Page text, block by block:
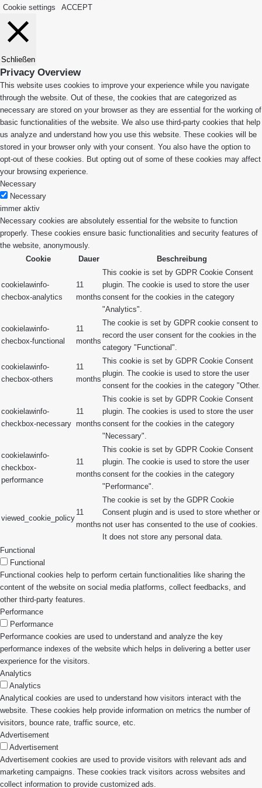
Cookie settings
ACCEPT
Schließen
Privacy Overview
This website uses cookies to improve your experience while you navigate
through the website. Out of these, the cookies that are categorized as
necessary are stored on your browser as they are essential for the working of
basic functionalities of the website. We also use third-party cookies that help
us analyze and understand how you use this website. These cookies will be
stored in your browser only with your consent. You also have the option to
opt-out of these cookies. But opting out of some of these cookies may affect
your browsing experience.
Necessary
Necessary
immer aktiv
Necessary cookies are absolutely essential for the website to function
properly. These cookies ensure basic functionalities and security features of
the website, anonymously.
Cookie
Dauer Beschreibung
cookielawinfo-
checbox-analytics
11
months
This cookie is set by GDPR Cookie Consent
plugin. The cookie is used to store the user
consent for the cookies in the category
"Analytics".
cookielawinfo-
checbox-functional
11
months
The cookie is set by GDPR cookie consent to
record the user consent for the cookies in the
category "Functional".
cookielawinfo-
checbox-others
11
months
This cookie is set by GDPR Cookie Consent
plugin. The cookie is used to store the user
consent for the cookies in the category "Other.
cookielawinfo-
checkbox-necessary
11
months
This cookie is set by GDPR Cookie Consent
plugin. The cookies is used to store the user
consent for the cookies in the category
"Necessary".
cookielawinfo-
checkbox-
performance
11
months
This cookie is set by GDPR Cookie Consent
plugin. The cookie is used to store the user
consent for the cookies in the category
"Performance".
viewed_cookie_policy
11
months
The cookie is set by the GDPR Cookie
Consent plugin and is used to store whether or
not user has consented to the use of cookies.
It does not store any personal data.
Functional
Functional
Functional cookies help to perform certain functionalities like sharing the
content of the website on social media platforms, collect feedbacks, and
other third-party features.
Performance
Performance
Performance cookies are used to understand and analyze the key
performance indexes of the website which helps in delivering a better user
experience for the visitors.
Analytics
Analytics
Analytical cookies are used to understand how visitors interact with the
website. These cookies help provide information on metrics the number of
visitors, bounce rate, traffic source, etc.
Advertisement
Advertisement
Advertisement cookies are used to provide visitors with relevant ads and
marketing campaigns. These cookies track visitors across websites and
collect information to provide customized ads.